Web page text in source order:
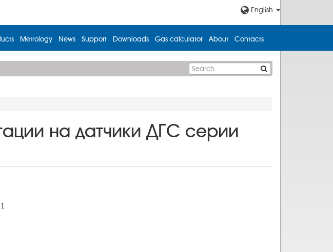
English
Metrology News Support Downloads Gas calculator About Contacts
на датчики ДГС серии